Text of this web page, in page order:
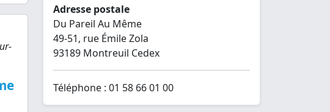
Adresse postale
Du Pareil Au Même
49-51, rue Émile Zola
93189 Montreuil Cedex
Téléphone : 01 58 66 01 00